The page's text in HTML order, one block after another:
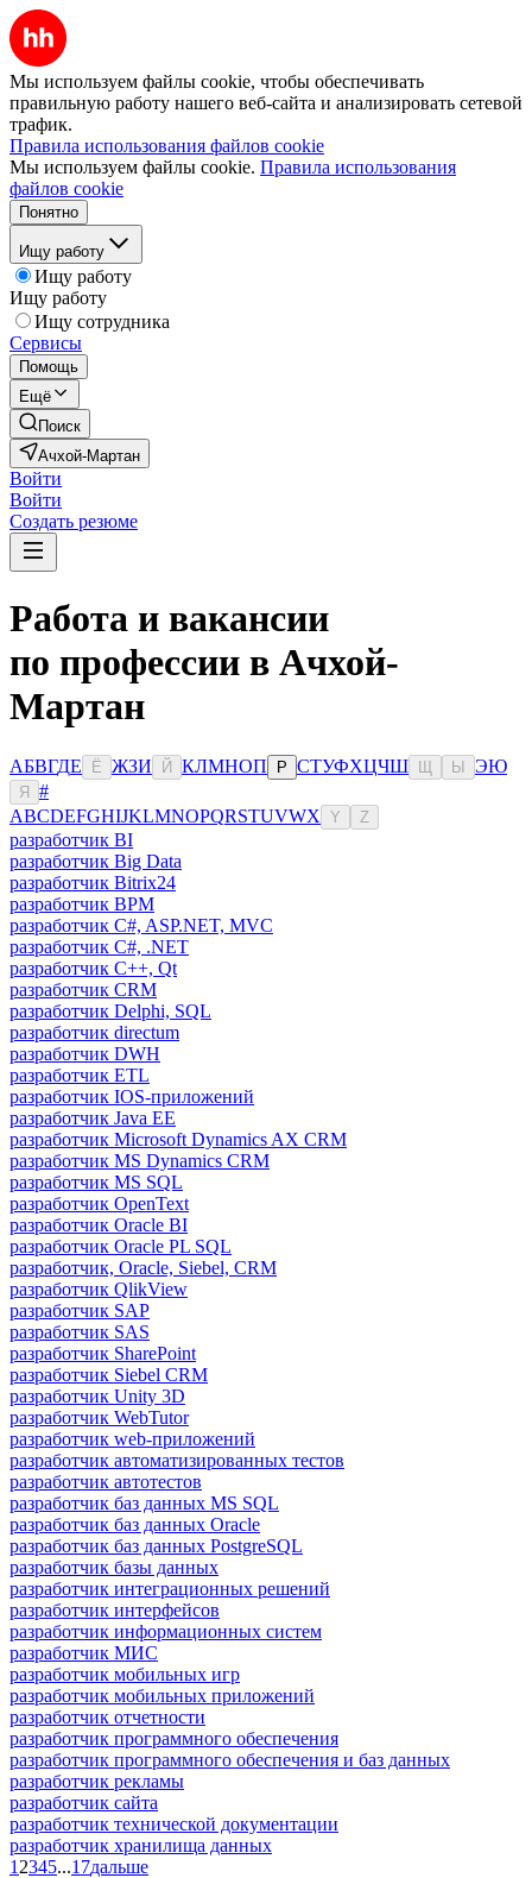
Мы используем файлы cookie, чтобы обеспечивать
правильную работу нашего веб-сайта и анализировать сетевой
трафик.
Правила использования файлов cookie
Мы используем файлы cookie. Правила использования
файлов cookie
Понятно
Ищу работу
Ищу работу
Ищу работу
Ищу сотрудника
Сервисы
Помощь
Ещё
Поиск
Ачхой-Мартан
Войти
Войти
Создать резюме
Работа и вакансии
по профессии в Ачхой-
Мартан
АБВГДЕ Ё ЖЗИ Й КЛМНОП Р СТУФХЦЧШ Ы ЭЮ
Я
#
ABCDEFGHIJKLMNOPQRSTUVWX Y Z
разработчик BI
разработчик Big Data
разработчик Bitrix24
разработчик BPM
разработчик C#, ASP.NET, MVC
разработчик C#, .NET
разработчик C++, Qt
разработчик CRM
разработчик Delphi, SQL
разработчик directum
разработчик DWH
разработчик ETL
разработчик IOS-приложений
разработчик Java ЕЕ
разработчик Microsoft Dynamics AX CRM
разработчик MS Dynamics CRM
разработчик MS SQL
разработчик OpenText
разработчик Oracle BI
разработчик Oracle PL SQL
разработчик, Oracle, Siebel, CRM
разработчик QlikView
разработчик SAP
разработчик SAS
разработчик SharePoint
разработчик Siebel CRM
разработчик Unity 3D
разработчик WebTutor
разработчик web-приложений
разработчик автоматизированных тестов
разработчик автотестов
разработчик баз данных MS SQL
разработчик баз данных Oracle
разработчик баз данных PostgreSQL
разработчик базы данных
разработчик интеграционных решений
разработчик интерфейсов
разработчик информационных систем
разработчик МИС
разработчик мобильных игр
разработчик мобильных приложений
разработчик отчетности
разработчик программного обеспечения
разработчик программного обеспечения и баз данных
разработчик рекламы
разработчик сайта
разработчик технической документации
разработчик хранилища данных
1 2345...17дальше